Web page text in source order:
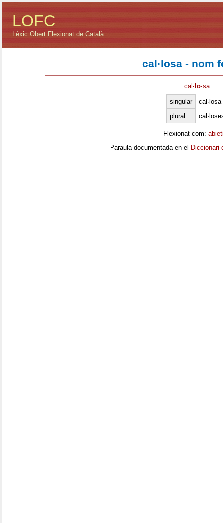
LOFC
Lèxic Obert Flexionat de Català
cal·losa - nom
cal· lo·sa
singular
cal·losa
plural
Flexionat com:
Paraula documentada en el Diccionari